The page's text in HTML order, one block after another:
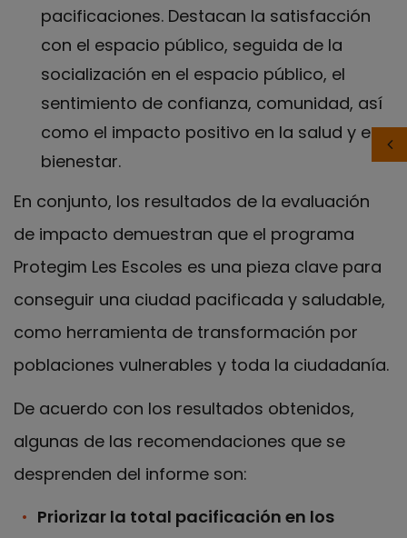
pacificaciones. Destacan la satisfacción
con el espacio público, seguida de la
socialización en el espacio público, el
sentimiento de confianza, comunidad, así
como el impacto positivo en la salud y el
bienestar.
En conjunto, los resultados de la evaluación
de impacto demuestran que el programa
Protegim Les Escoles es una pieza clave para
conseguir una ciudad pacificada y saludable,
como herramienta de transformación por
poblaciones vulnerables y toda la ciudadanía.
De acuerdo con los resultados obtenidos,
algunas de las recomendaciones que se
desprenden del informe son:
Priorizar la total pacificación en los